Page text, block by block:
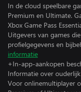
In de cloud speelbare
Premium en Ultimate.
Xbox Game Pass
Uitgevers van games
profielgegevens en
informatie
+In-app-aankopen
Informatie over
Voor onlinemultiplayer